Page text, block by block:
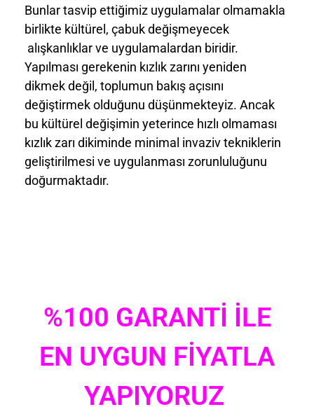
Bunlar tasvip ettiğimiz uygulamalar olmamakla
birlikte kültürel, çabuk değişmeyecek
alışkanlıklar ve uygulamalardan biridir.
Yapılması gerekenin kızlık zarını yeniden
dikmek değil, toplumun bakış açısını
değiştirmek olduğunu düşünmekteyiz. Ancak
bu kültürel değişimin yeterince hızlı olmaması
kızlık zarı dikiminde minimal invaziv tekniklerin
geliştirilmesi ve uygulanması zorunluluğunu
doğurmaktadır.
%100 GARANTİ İLE
EN UYGUN FİYATLA
YAPIYORUZ